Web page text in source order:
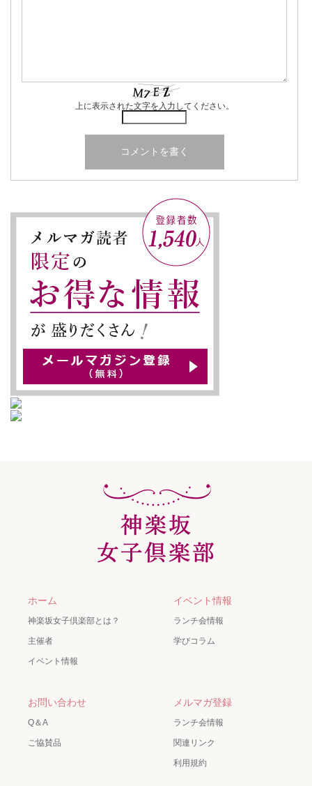
上に表示された文字を入力してください。
ホーム
神楽坂女子倶楽部とは？
主催者
イベント情報
イベント情報
ランチ会情報
学びコラム
お問い合わせ
Q＆A
ご協賛品
メルマガ登録
ランチ会情報
関連リンク
利用規約